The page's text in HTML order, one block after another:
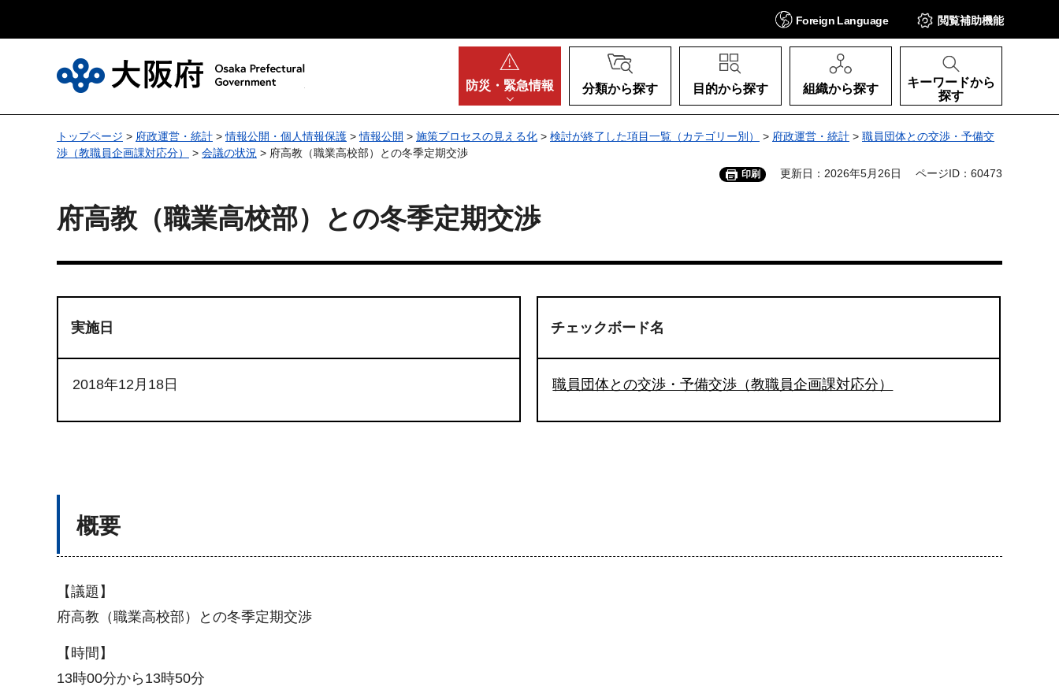
Foreign Language 閲覧補助機能
防災・ 緊急情報 分類から探す 目的から探す 組織から探す
キーワードから
探す
トップページ > 府政運営・統計 >情報公開・個人情報保護 >情報公開 > 施策プロセスの見える化 > 検討が終了した項目一覧（カテゴリー別） > 府政運営・統計 > 職員団体との交渉・予備交
渉（教職員企画課対応分）
> 会議の状況 > 府高教（職業高校部）との冬季定期交渉
印刷 更新日：2026年5月26日 ページID：60473
府高教（職業高校部）との冬季定期交渉
実施日
2018年12月18日
チェックボード名
職員団体との交渉・予備交渉（教職員企画課対応分）
概要
【議題】
府高教（職業高校部）との冬季定期交渉
【時間】
13時00分から13時50分